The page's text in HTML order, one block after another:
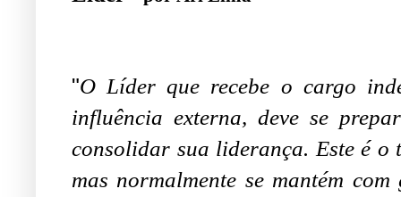
"O Líder que recebe o cargo
influência externa, deve se
consolidar sua liderança. Este é o
mas normalmente se mantém